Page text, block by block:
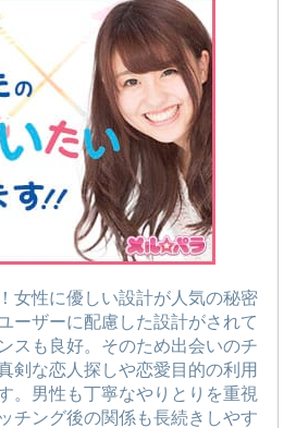
女性に優しい設計が人気の秘密
ーザーに配慮した設計がされて
スも良好。そのため出会いのチ
剣な恋人探しや恋愛目的の利用
。男性も丁寧なやりとりを重視
チング後の関係も長続きしやす